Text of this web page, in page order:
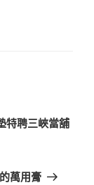
特聘三峽當舖
萬用膏